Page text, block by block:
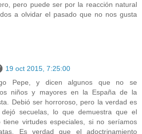
pero puede ser por la reacción natural
a olvidar el pasado que no nos gusta
19 oct 2015, 7:25:00
Pepe, y dicen algunos que no se
niños y mayores en la España de la
Debió ser horroroso, pero la verdad es
secuelas, lo que demuestra que el
tiene virtudes especiales, si no seríamos
Es verdad que el adoctrinamiento